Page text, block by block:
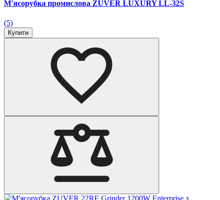
М'ясорубка промислова ZUVER LUXURY LL-32S
(5)
Купити